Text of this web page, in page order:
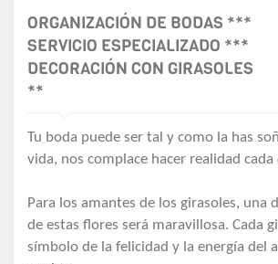
ORGANIZACIÓN DE BODAS ***
SERVICIO ESPECIALIZADO ***
DECORACIÓN CON GIRASOLES
**
Tu boda puede ser tal y como la has
vida, nos complace hacer realidad cada
Para los amantes de los girasoles, una
de estas flores será maravillosa. Cada
símbolo de la felicidad y la energía del